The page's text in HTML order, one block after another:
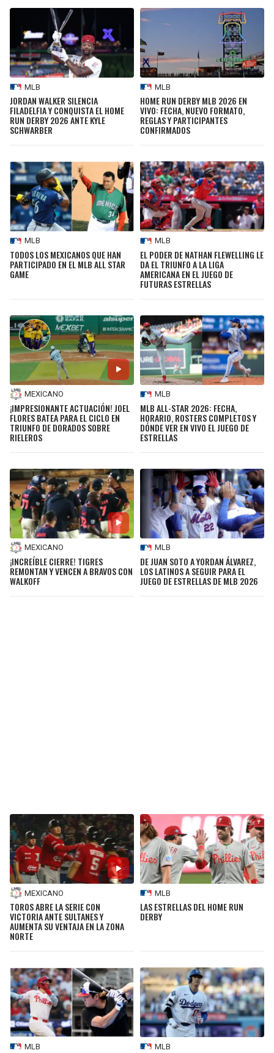
MLB
JORDAN WALKER SILENCIA
FILADELFIA Y CONQUISTA EL HOME
RUN DERBY 2026 ANTE KYLE
SCHWARBER
MLB
HOME RUN DERBY MLB 2026 EN
VIVO: FECHA, NUEVO FORMATO,
REGLAS Y PARTICIPANTES
CONFIRMADOS
MLB
TODOS LOS MEXICANOS QUE HAN
PARTICIPADO EN EL MLB ALL STAR
GAME
MLB
EL PODER DE NATHAN FLEWELLING LE
DA EL TRIUNFO A LA LIGA
AMERICANA EN EL JUEGO DE
FUTURAS ESTRELLAS
MEXICANO
¡IMPRESIONANTE ACTUACIÓN! JOEL
FLORES BATEA PARA EL CICLO EN
TRIUNFO DE DORADOS SOBRE
RIELEROS
MLB
MLB ALL-STAR 2026: FECHA,
HORARIO, ROSTERS COMPLETOS Y
DÓNDE VER EN VIVO EL JUEGO DE
ESTRELLAS
MEXICANO
¡INCREÍBLE CIERRE! TIGRES
REMONTAN Y VENCEN A BRAVOS CON
WALKOFF
MLB
DE JUAN SOTO A YORDAN ÁLVAREZ,
LOS LATINOS A SEGUIR PARA EL
JUEGO DE ESTRELLAS DE MLB 2026
MEXICANO
TOROS ABRE LA SERIE CON
VICTORIA ANTE SULTANES Y
AUMENTA SU VENTAJA EN LA ZONA
NORTE
MLB
LAS ESTRELLAS DEL HOME RUN
DERBY
MLB MLB